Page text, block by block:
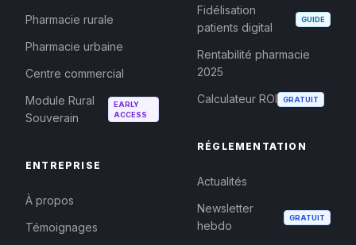
Pharmacie rurale
Pharmacie urbaine
Centre commercial
Module Rural
Souverain
EARLY
ACCESS
ENTREPRISE
À propos
Témoignages
Fidélisation
patients digital
GUIDE
Rentabilité pharmacie
2025
Calculateur ROI
GRATUIT
RÉGLEMENTATION
Actualités
Newsletter
hebdo
GRATUIT